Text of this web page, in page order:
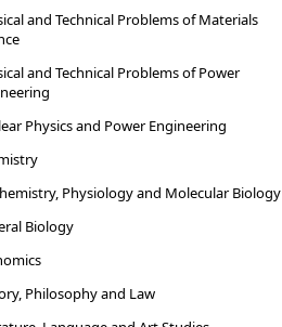
and Technical Problems of Materials
and Technical Problems of Power
Physics and Power Engineering
Physiology and Molecular Biology
Biology
Philosophy and Law